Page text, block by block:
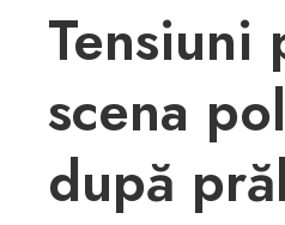
Tensiuni
scena
după